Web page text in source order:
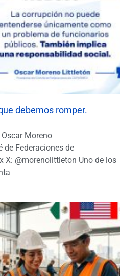
debemos romper.
Moreno
de Federaciones de
X: @morenolittleton Uno de los